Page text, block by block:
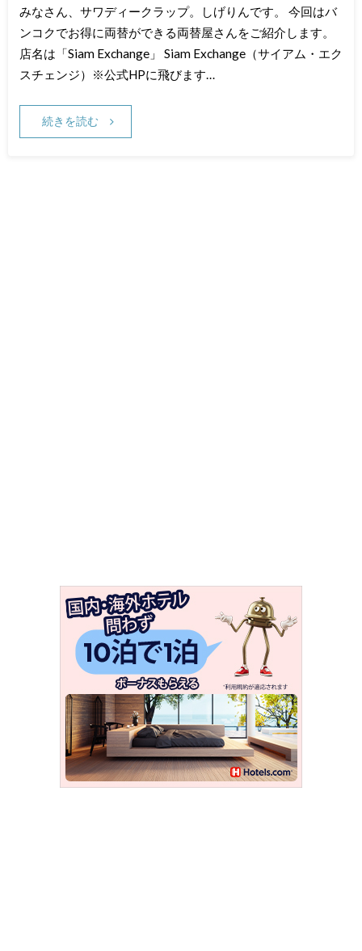
みなさん、サワディークラップ。しげりんです。 今回はバ
ンコクでお得に両替ができる両替屋さんをご紹介します。
店名は「Siam Exchange」 Siam Exchange（サイアム・エク
スチェンジ）※公式HPに飛びます…
続きを読む